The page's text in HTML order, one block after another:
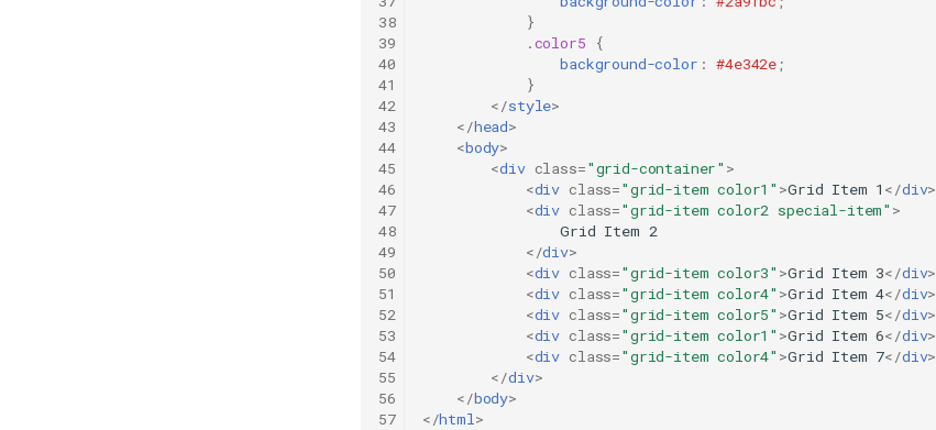
38
39
40
41
42
43
44
45
46
47
48
49
50
51
52
53
54
55
56
57
}
.color5
{
background-color : #4e342e;
}
</style>
</head>
<body>
<div class="grid-container" >
<div class="grid-item color1" >Grid Item 1 </div>
<div class="grid-item color2 special-item" >
                Grid Item 2
</div>
<div class="grid-item color3" >Grid Item 3</div>
<div class="grid-item color4" >Grid Item 4</div>
<div class="grid-item color5" >Grid Item 5</div>
<div class="grid-item color1" >Grid Item 6</div>
<div class="grid-item color4" >Grid Item 7</div>
</div>
</body>
</html>